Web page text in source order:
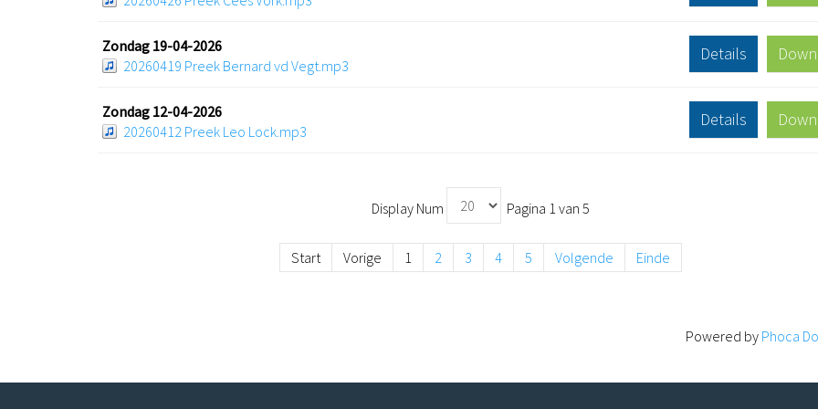
Zondag 19-04-2026
20260419 Preek Bernard vd Vegt.mp3
Details
Zondag 12-04-2026
20260412 Preek Leo Lock.mp3
Details
Display Num Pagina 1 van 5
Start Vorige 1 2 3 4 5 Volgende Einde
Powered by Phoca